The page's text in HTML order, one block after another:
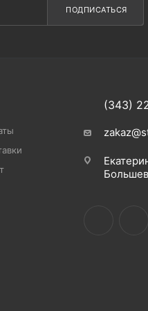
ПОДПИСАТЬСЯ
(343)